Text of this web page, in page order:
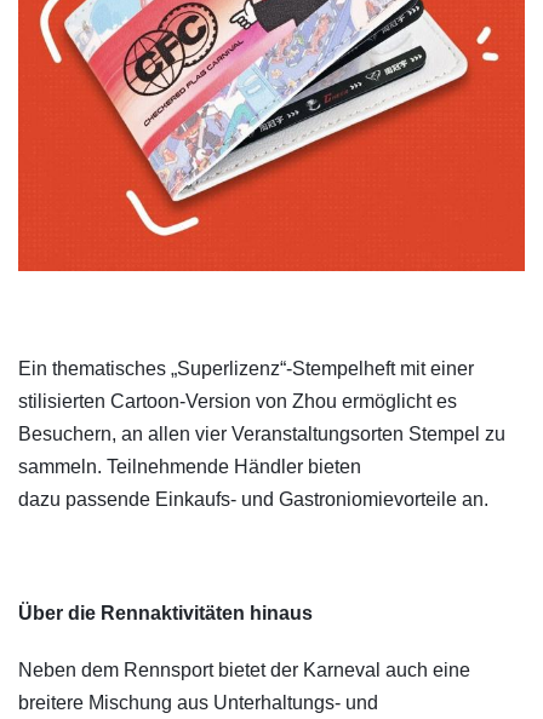
Ein thematisches „Superlizenz“-Stempelheft mit einer
stilisierten Cartoon-Version von Zhou ermöglicht es
Besuchern, an allen vier Veranstaltungsorten Stempel zu
sammeln. Teilnehmende Händler bieten
dazu passende Einkaufs- und Gastroniomievorteile an.
Über die Rennaktivitäten hinaus
Neben dem Rennsport bietet der Karneval auch eine
breitere Mischung aus Unterhaltungs- und